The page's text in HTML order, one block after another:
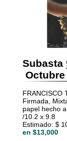
Subasta
Octubre
FRANCISCO
Firmada,
papel hecho
/10.2 x 9.8
Estimado: $
en $13,000